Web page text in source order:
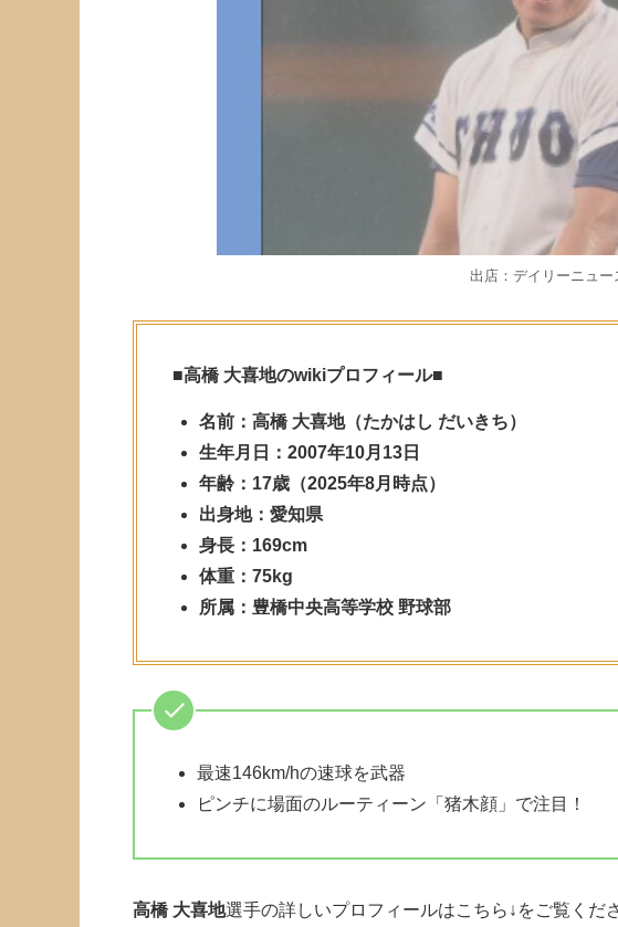
出店：デイリーニュー
■高橋 大喜地のwikiプロフィール■
名前：高橋 大喜地（たかはし だいきち）
生年月日：2007年10月13日
年齢：17歳（2025年8月時点）
出身地：愛知県
身長：169cm
体重：75kg
所属：豊橋中央高等学校 野球部
最速146km/hの速球を武器
ピンチに場面のルーティーン「猪木顔」で注目！
高橋 大喜地選手の詳しいプロフィールはこちら↓をご覧くだ